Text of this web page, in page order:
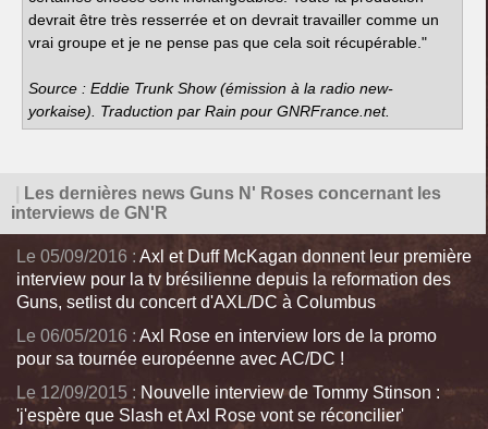
devrait être très resserrée et on devrait travailler comme un
vrai groupe et je ne pense pas que cela soit récupérable."
Source : Eddie Trunk Show (émission à la radio new-
yorkaise). Traduction par Rain pour GNRFrance.net.
Les dernières news Guns N' Roses concernant les
interviews de GN'R
Le 05/09/2016 : Axl et Duff McKagan donnent leur première
interview pour la tv brésilienne depuis la reformation des
Guns, setlist du concert d'AXL/DC à Columbus
Le 06/05/2016 : Axl Rose en interview lors de la promo
pour sa tournée européenne avec AC/DC !
Le 12/09/2015 : Nouvelle interview de Tommy Stinson :
'j'espère que Slash et Axl Rose vont se réconcilier'